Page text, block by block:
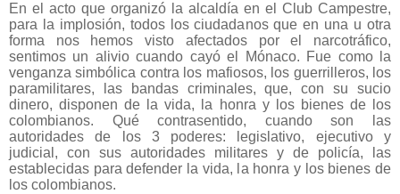
En el acto que organizó la alcaldía en el Club Campestre,
para la implosión, todos los ciudadanos que en una u otra
forma nos hemos visto afectados por el narcotráfico,
sentimos un alivio cuando cayó el Mónaco. Fue como la
venganza simbólica contra los mafiosos, los guerrilleros, los
paramilitares, las bandas criminales, que, con su sucio
dinero, disponen de la vida, la honra y los bienes de los
colombianos. Qué contrasentido, cuando son las
autoridades de los 3 poderes: legislativo, ejecutivo y
judicial, con sus autoridades militares y de policía, las
establecidas para defender la vida, la honra y los bienes de
los colombianos.